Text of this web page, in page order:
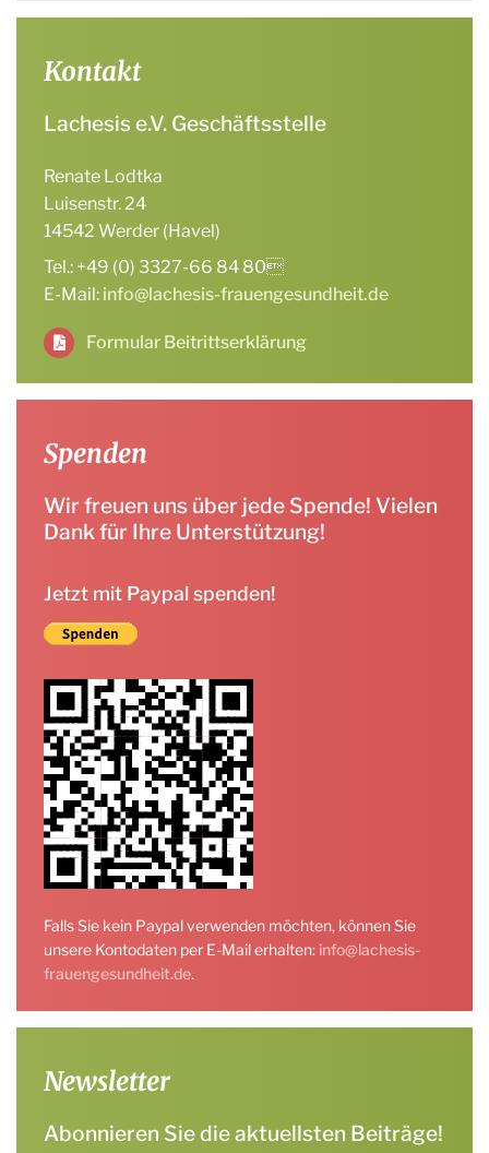
Kontakt
Lachesis e.V. Geschäftsstelle
Renate Lodtka
Luisenstr. 24
14542 Werder (Havel)
Tel.: +49 (0) 3327-66 84 80
E-Mail: info@lachesis-frauengesundheit.de
Formular Beitrittserklärung
Spenden
Wir freuen uns über jede Spende! Vielen
Dank für Ihre Unterstützung!
Jetzt mit Paypal spenden!
Falls Sie kein Paypal verwenden möchten, können Sie
unsere Kontodaten per E-Mail erhalten: info@lachesis-
frauengesundheit.de.
Newsletter
Abonnieren Sie die aktuellsten Beiträge!